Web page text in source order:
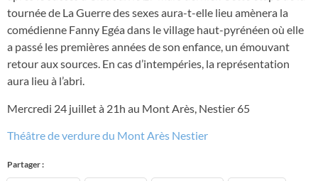
tournée de La Guerre des sexes aura-t-elle lieu amènera la
comédienne Fanny Egéa dans le village haut-pyrénéen où elle
a passé les premières années de son enfance, un émouvant
retour aux sources. En cas d’intempéries, la représentation
aura lieu à l’abri.
Mercredi 24 juillet à 21h au Mont Arès, Nestier 65
Théâtre de verdure du Mont Arès Nestier
Partager :